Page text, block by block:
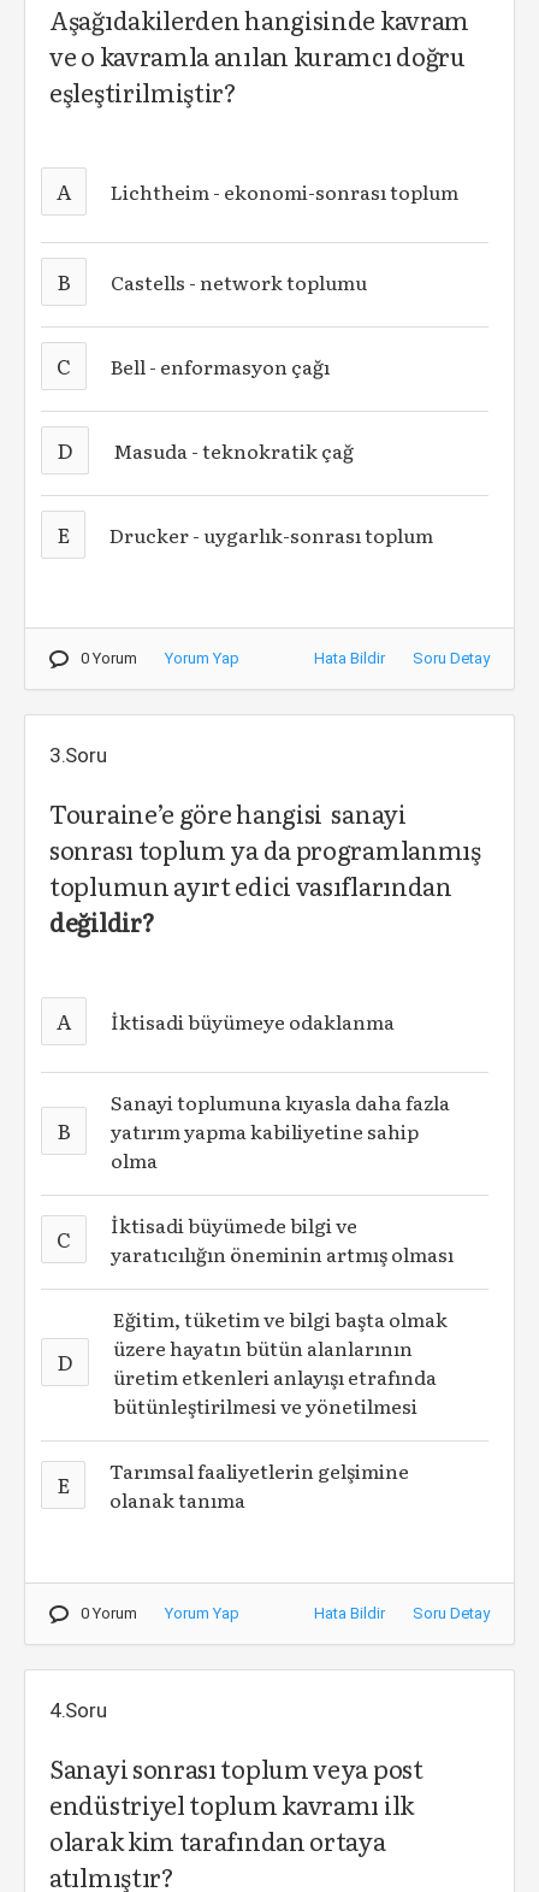
Aşağıdakilerden hangisinde kavram
ve o kavramla anılan kuramcı doğru
eşleştirilmiştir?
A Lichtheim - ekonomi-sonrası toplum
B Castells - network toplumu
C Bell - enformasyon çağı
D Masuda - teknokratik çağ
E Drucker - uygarlık-sonrası toplum
0 Yorum Yorum Yap Hata Bildir Soru Detay
3.Soru
Touraine’e göre hangisi sanayi
sonrası toplum ya da programlanmış
toplumun ayırt edici vasıflarından
değildir?
A İktisadi büyümeye odaklanma
B
Sanayi toplumuna kıyasla daha fazla
yatırım yapma kabiliyetine sahip
olma
C
İktisadi büyümede bilgi ve
yaratıcılığın öneminin artmış olması
D
Eğitim, tüketim ve bilgi başta olmak
üzere hayatın bütün alanlarının
üretim etkenleri anlayışı etrafında
bütünleştirilmesi ve yönetilmesi
E
Tarımsal faaliyetlerin gelşimine
olanak tanıma
0 Yorum Yorum Yap Hata Bildir Soru Detay
4.Soru
Sanayi sonrası toplum veya post
endüstriyel toplum kavramı ilk
olarak kim tarafından ortaya
atılmıştır?